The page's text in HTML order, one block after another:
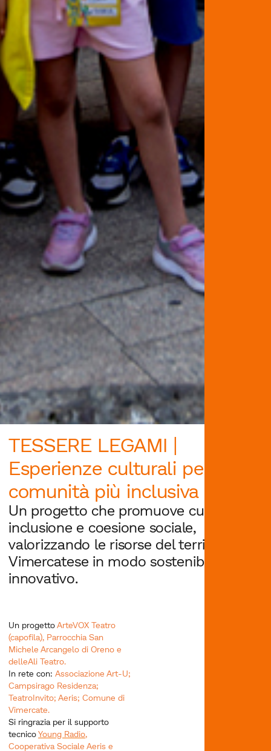
TESSERE LEGAMI |
Esperienze culturali per una
comunità più inclusiva
Un progetto che promuove cultura,
inclusione e coesione sociale,
valorizzando le risorse del territorio
Vimercatese in modo sostenibile e
innovativo.
Un progettoArteVOX Teatro
(capofila), Parrocchia San
Michele Arcangelo di Oreno e
delleAli Teatro.
In rete con: Associazione Art-U;
Campsirago Residenza;
TeatroInvito; Aeris; Comune di
Vimercate.
Si ringrazia per il supporto
tecnicoYoung Radio,
Cooperativa Sociale Aeris e